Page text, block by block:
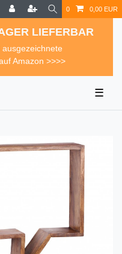
0 0,00 EUR
LIEFERBAR
Amazon >>>>
☰